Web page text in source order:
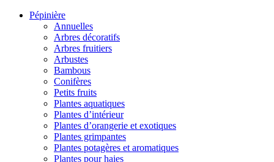
Pépinière
Annuelles
Arbres décoratifs
Arbres fruitiers
Arbustes
Bambous
Conifères
Petits fruits
Plantes aquatiques
Plantes d’intérieur
Plantes d’orangerie et exotiques
Plantes grimpantes
Plantes potagères et aromatiques
Plantes pour haies